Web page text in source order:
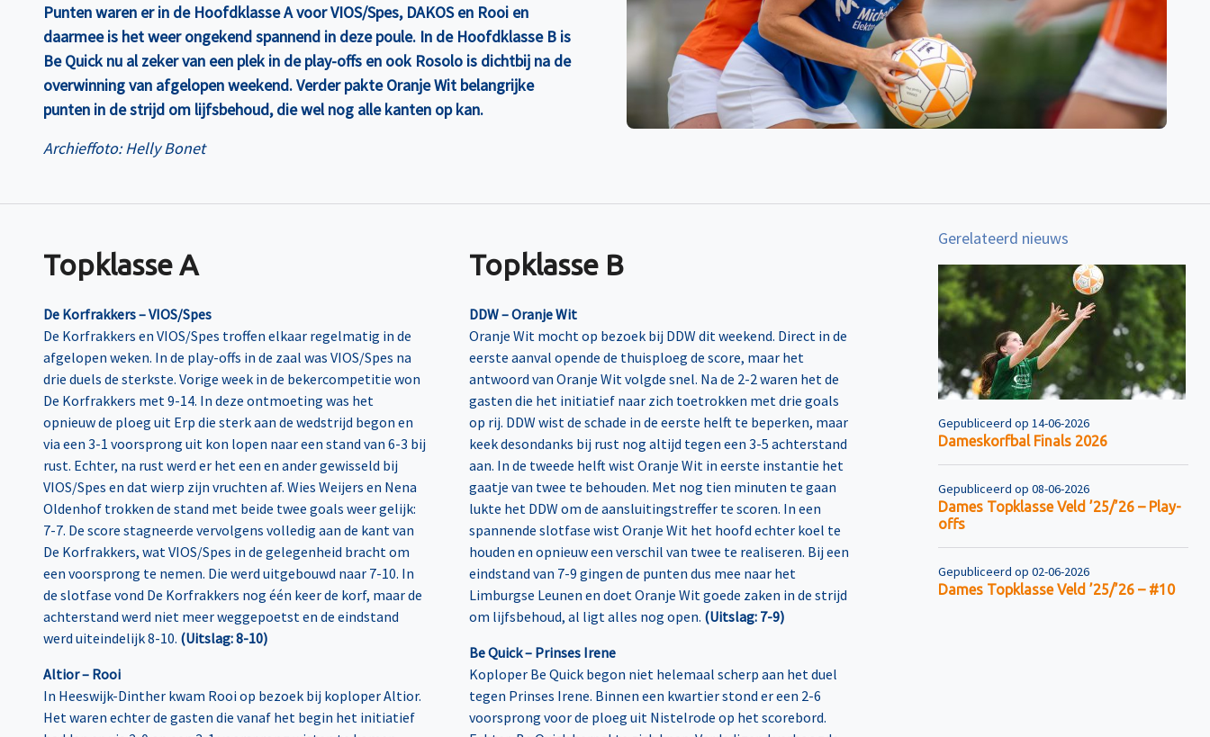
Punten waren er in de Hoofdklasse A voor VIOS/Spes, DAKOS en Rooi en
daarmee is het weer ongekend spannend in deze poule. In de Hoofdklasse B is
Be Quick nu al zeker van een plek in de play-offs en ook Rosolo is dichtbij na de
overwinning van afgelopen weekend. Verder pakte Oranje Wit belangrijke
punten in de strijd om lijfsbehoud, die wel nog alle kanten op kan.
Archieffoto: Helly Bonet
Topklasse A
De Korfrakkers – VIOS/Spes
De Korfrakkers en VIOS/Spes troffen elkaar regelmatig in de
afgelopen weken. In de play-offs in de zaal was VIOS/Spes na
drie duels de sterkste. Vorige week in de bekercompetitie won
De Korfrakkers met 9-14. In deze ontmoeting was het
opnieuw de ploeg uit Erp die sterk aan de wedstrijd begon en
via een 3-1 voorsprong uit kon lopen naar een stand van 6-3 bij
rust. Echter, na rust werd er het een en ander gewisseld bij
VIOS/Spes en dat wierp zijn vruchten af. Wies Weijers en Nena
Oldenhof trokken de stand met beide twee goals weer gelijk:
7-7. De score stagneerde vervolgens volledig aan de kant van
De Korfrakkers, wat VIOS/Spes in de gelegenheid bracht om
een voorsprong te nemen. Die werd uitgebouwd naar 7-10. In
de slotfase vond De Korfrakkers nog één keer de korf, maar de
achterstand werd niet meer weggepoetst en de eindstand
werd uiteindelijk 8-10. (Uitslag: 8-10)
Altior – Rooi
In Heeswijk-Dinther kwam Rooi op bezoek bij koploper Altior.
Het waren echter de gasten die vanaf het begin het initiatief
Topklasse B
DDW – Oranje Wit
Oranje Wit mocht op bezoek bij DDW dit weekend. Direct in de
eerste aanval opende de thuisploeg de score, maar het
antwoord van Oranje Wit volgde snel. Na de 2-2 waren het de
gasten die het initiatief naar zich toetrokken met drie goals
op rij. DDW wist de schade in de eerste helft te beperken, maar
keek desondanks bij rust nog altijd tegen een 3-5 achterstand
aan. In de tweede helft wist Oranje Wit in eerste instantie het
gaatje van twee te behouden. Met nog tien minuten te gaan
lukte het DDW om de aansluitingstreffer te scoren. In een
spannende slotfase wist Oranje Wit het hoofd echter koel te
houden en opnieuw een verschil van twee te realiseren. Bij een
eindstand van 7-9 gingen de punten dus mee naar het
Limburgse Leunen en doet Oranje Wit goede zaken in de strijd
om lijfsbehoud, al ligt alles nog open. (Uitslag: 7-9)
Be Quick – Prinses Irene
Koploper Be Quick begon niet helemaal scherp aan het duel
tegen Prinses Irene. Binnen een kwartier stond er een 2-6
voorsprong voor de ploeg uit Nistelrode op het scorebord.
Gerelateerd nieuws
Gepubliceerd op 14-06-2026
Dameskorfbal Finals 2026
Gepubliceerd op 08-06-2026
Dames Topklasse Veld ’25/’26 – Play-
offs
Gepubliceerd op 02-06-2026
Dames Topklasse Veld ’25/’26 – #10